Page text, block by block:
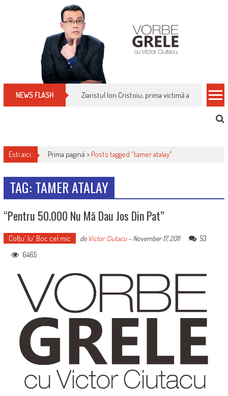
NEWS FLASH Ziaristul Ion Cristoiu, prima victimă a noi
Esti aici: Prima pagină > Posts tagged "tamer atalay"
TAG: TAMER ATALAY
“Pentru 50.000 Nu Mă Dau Jos Din Pat”
Colţu' lu' Boc cel mic de Victor Ciutacu- November 17, 2011
53
6465